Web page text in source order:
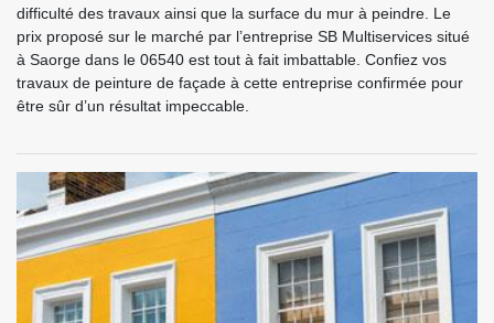
difficulté des travaux ainsi que la surface du mur à peindre. Le
prix proposé sur le marché par l’entreprise SB Multiservices situé
à Saorge dans le 06540 est tout à fait imbattable. Confiez vos
travaux de peinture de façade à cette entreprise confirmée pour
être sûr d’un résultat impeccable.